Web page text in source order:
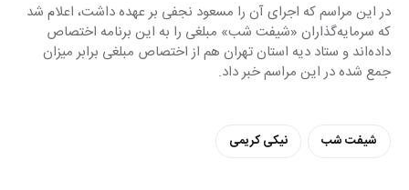
در این مراسم که اجرای آن را مسعود نجفی بر عهده داشت، اعلام شد
که سرمایه‌گذاران «شیفت شب» مبلغی را به این برنامه اختصاص
داده‌اند و ستاد دیه استان تهران هم از اختصاص مبلغی برابر میزان
جمع شده در این مراسم خبر داد.
شیفت شب نیکی کریمی